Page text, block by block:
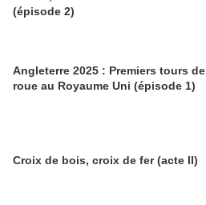
(épisode 2)
Angleterre 2025 : Premiers tours de
roue au Royaume Uni (épisode 1)
Croix de bois, croix de fer (acte II)